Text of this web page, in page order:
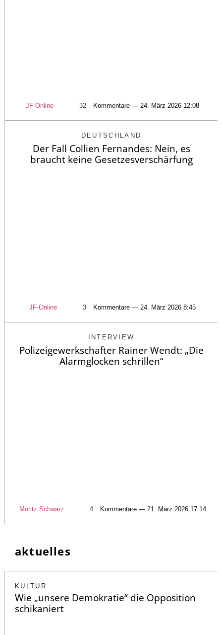
JF-Online 32 Kommentare — 24. März 2026 12:08
DEUTSCHLAND
Der Fall Collien Fernandes: Nein, es
braucht keine Gesetzesverschärfung
JF-Online 3 Kommentare — 24. März 2026 8:45
INTERVIEW
Polizeigewerkschafter Rainer Wendt: „Die
Alarmglocken schrillen“
Moritz Schwarz 4 Kommentare — 21. März 2026 17:14
aktuelles
KULTUR
Wie „unsere Demokratie“ die Opposition
schikaniert